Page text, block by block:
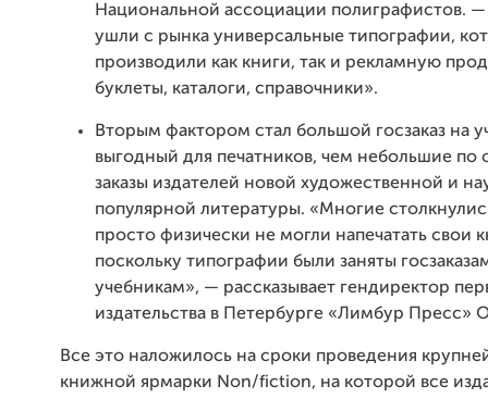
Национальной ассоциации полиграфистов.
ушли с рынка универсальные типографии,
производили как книги, так и рекламную
буклеты, каталоги, справочники».
Вторым фактором стал большой госзаказ на
выгодный для печатников, чем небольшие по
заказы издателей новой художественной и
популярной литературы. «Многие
просто физически не могли напечатать свои
поскольку типографии были заняты
учебникам», — рассказывает гендиректор
издательства в Петербурге «Лимбур Пресс»
Все это наложилось на сроки проведения
книжной ярмарки Non/fiction, на которой все